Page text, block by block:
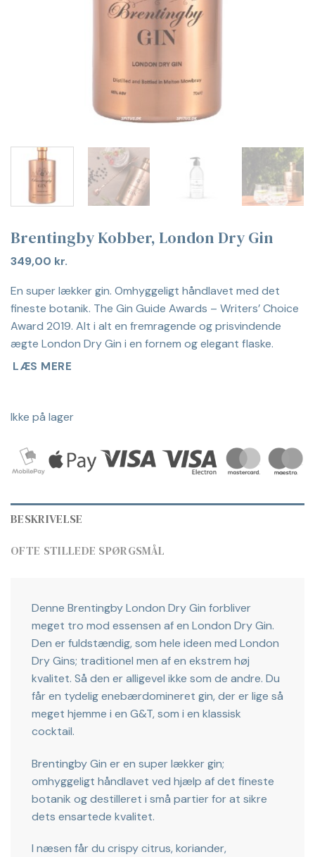
Brentingby Kobber, London Dry Gin
349,00 kr.
En super lækker gin. Omhyggeligt håndlavet med det
fineste botanik. The Gin Guide Awards – Writers’ Choice
Award 2019. Alt i alt en fremragende og prisvindende
ægte London Dry Gin i en fornem og elegant flaske.
LÆS MERE
Ikke på lager
BESKRIVELSE
OFTE STILLEDE SPØRGSMÅL
Denne Brentingby London Dry Gin forbliver
meget tro mod essensen af en London Dry Gin.
Den er fuldstændig, som hele ideen med London
Dry Gins; traditionel men af en ekstrem høj
kvalitet. Så den er alligevel ikke som de andre. Du
får en tydelig enebærdomineret gin, der er lige så
meget hjemme i en G&T, som i en klassisk
cocktail.
Brentingby Gin er en super lækker gin;
omhyggeligt håndlavet ved hjælp af det fineste
botanik og destilleret i små partier for at sikre
dets ensartede kvalitet.
I næsen får du crispy citrus, koriander,